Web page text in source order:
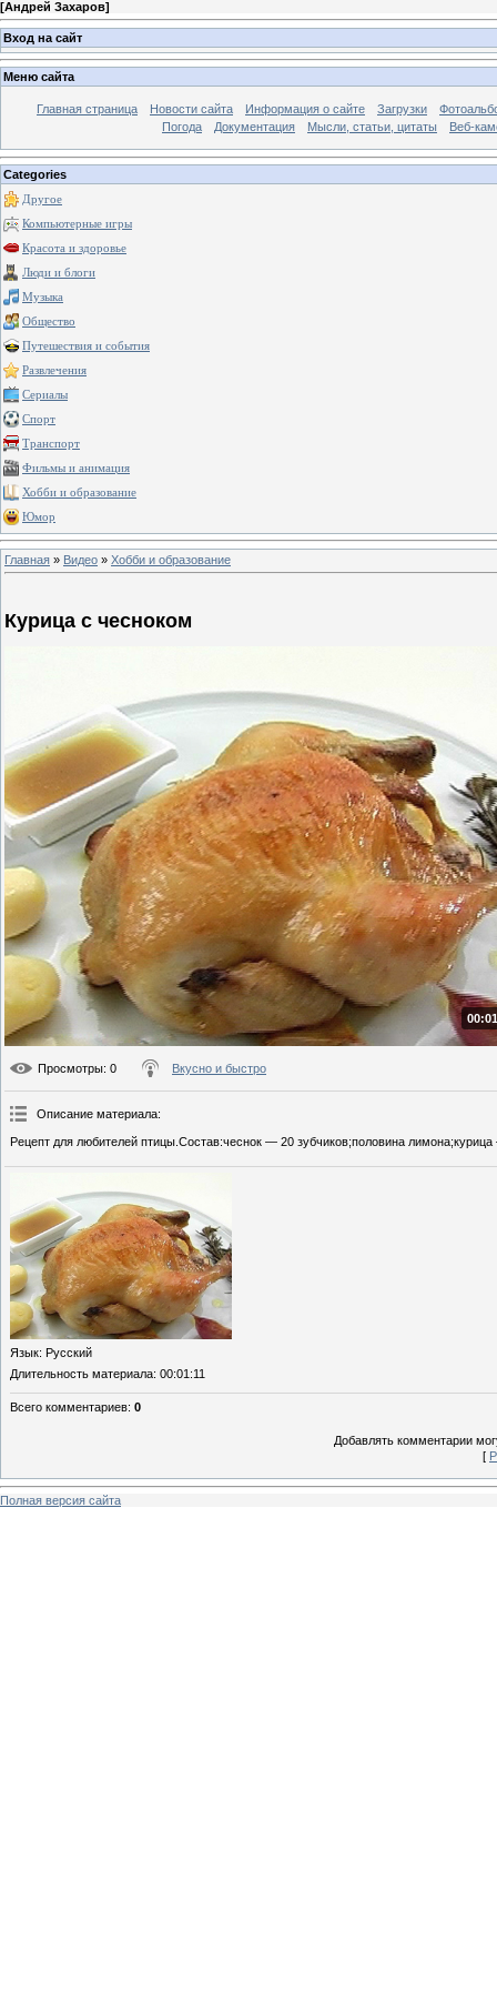
[Андрей Захаров]
Вход на сайт
Меню сайта
Главная страница Новости сайта Информация о сайте Загрузки
Погода
Документация Мысли, статьи, цитаты Веб-
Categories
Другое
Компьютерные игры
Красота и здоровье
Люди и блоги
Музыка
Общество
Путешествия и события
Развлечения
Сериалы
Спорт
Транспорт
Фильмы и анимация
Хобби и образование
Юмор
Главная » Видео » Хобби и образование
Курица с чесноком
Просмотры: 0 Вкусно и быстро
Описание материала:
Рецепт для любителей птицы.Состав:чеснок — 20 зубчиков;половина
Язык: Русский
Длительность материала: 00:01:11
Всего комментариев: 0
Добавлять комментарии
[
Полная версия сайта